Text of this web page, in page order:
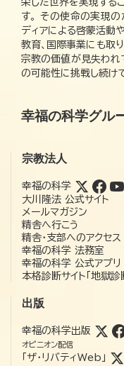
栄した世界を実現する
す。 その使命の実現
ディアによる啓蒙活動
教育、国際事業にも取
宗教の価値が見失われ
の可能性に挑戦し続け
幸福の科学グル
宗教法人
幸福の科学
大川隆法 公式サイト
メールマガジン
精舎へ行こう
精舎・支部へのアクセス
幸福の科学 法務室
幸福の科学 公式アプリ
本格診断サイト「地獄診
出版
幸福の科学出版
オピニオン配信
「ザ・リバティWeb」